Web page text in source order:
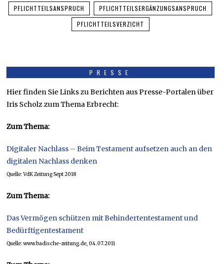
PFLICHTTEILSANSPRUCH
PFLICHTTEILSERGÄNZUNGSANSPRUCH
PFLICHTTEILSVERZICHT
PRESSE
Hier finden Sie Links zu Berichten aus Presse-Portalen über
Iris Scholz zum Thema Erbrecht:
Zum Thema:
Digitaler Nachlass – Beim Testament aufsetzen auch an den
digitalen Nachlass denken
Quelle: VdK Zeitung Sept 2018
Zum Thema:
Das Vermögen schützen mit Behindertentestament und
Bedürftigentestament
Quelle: www.badische-zeitung.de, 04.07.2011